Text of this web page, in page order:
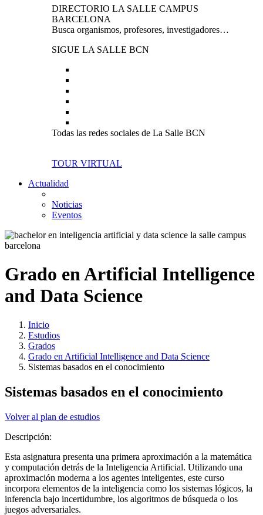
DIRECTORIO LA SALLE CAMPUS
BARCELONA
Busca organismos, profesores, investigadores…
SIGUE LA SALLE BCN
Todas las redes sociales de La Salle BCN
TOUR VIRTUAL
Actualidad
Noticias
Eventos
Grado en Artificial Intelligence
and Data Science
Inicio
Estudios
Grados
Grado en Artificial Intelligence and Data Science
Sistemas basados en el conocimiento
Sistemas basados en el conocimiento
Volver al plan de estudios
Descripción:
Esta asignatura presenta una primera aproximación a la matemática
y computación detrás de la Inteligencia Artificial. Utilizando una
aproximación moderna a los agentes inteligentes, este curso
incorpora elementos de la inteligencia como los sistemas lógicos, la
inferencia bajo incertidumbre, los algoritmos de búsqueda o los
juegos adversariales.